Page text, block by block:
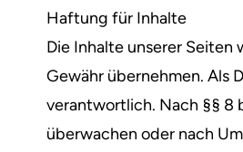
Haftung für Inhalte
Die Inhalte unserer
Gewähr übernehmen. Als
verantwortlich. Nach §§ 8
überwachen oder nach